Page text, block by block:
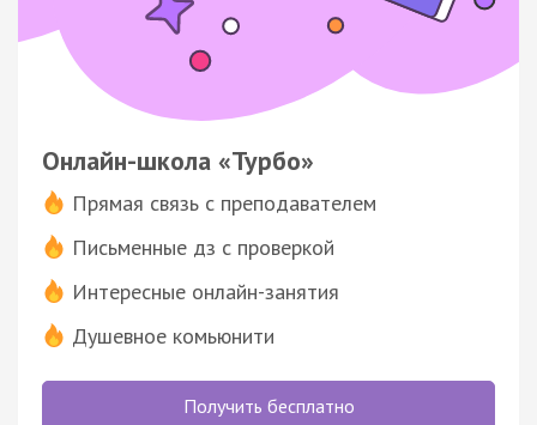
Онлайн-школа «Турбо»
Прямая связь с преподавателем
Письменные дз с проверкой
Интересные онлайн-занятия
Душевное комьюнити
Получить бесплатно